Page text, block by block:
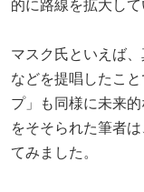
的に路線を拡大して
マスク氏といえば
などを提唱したこ
プ」も同様に未来
をそそられた筆者
てみました。